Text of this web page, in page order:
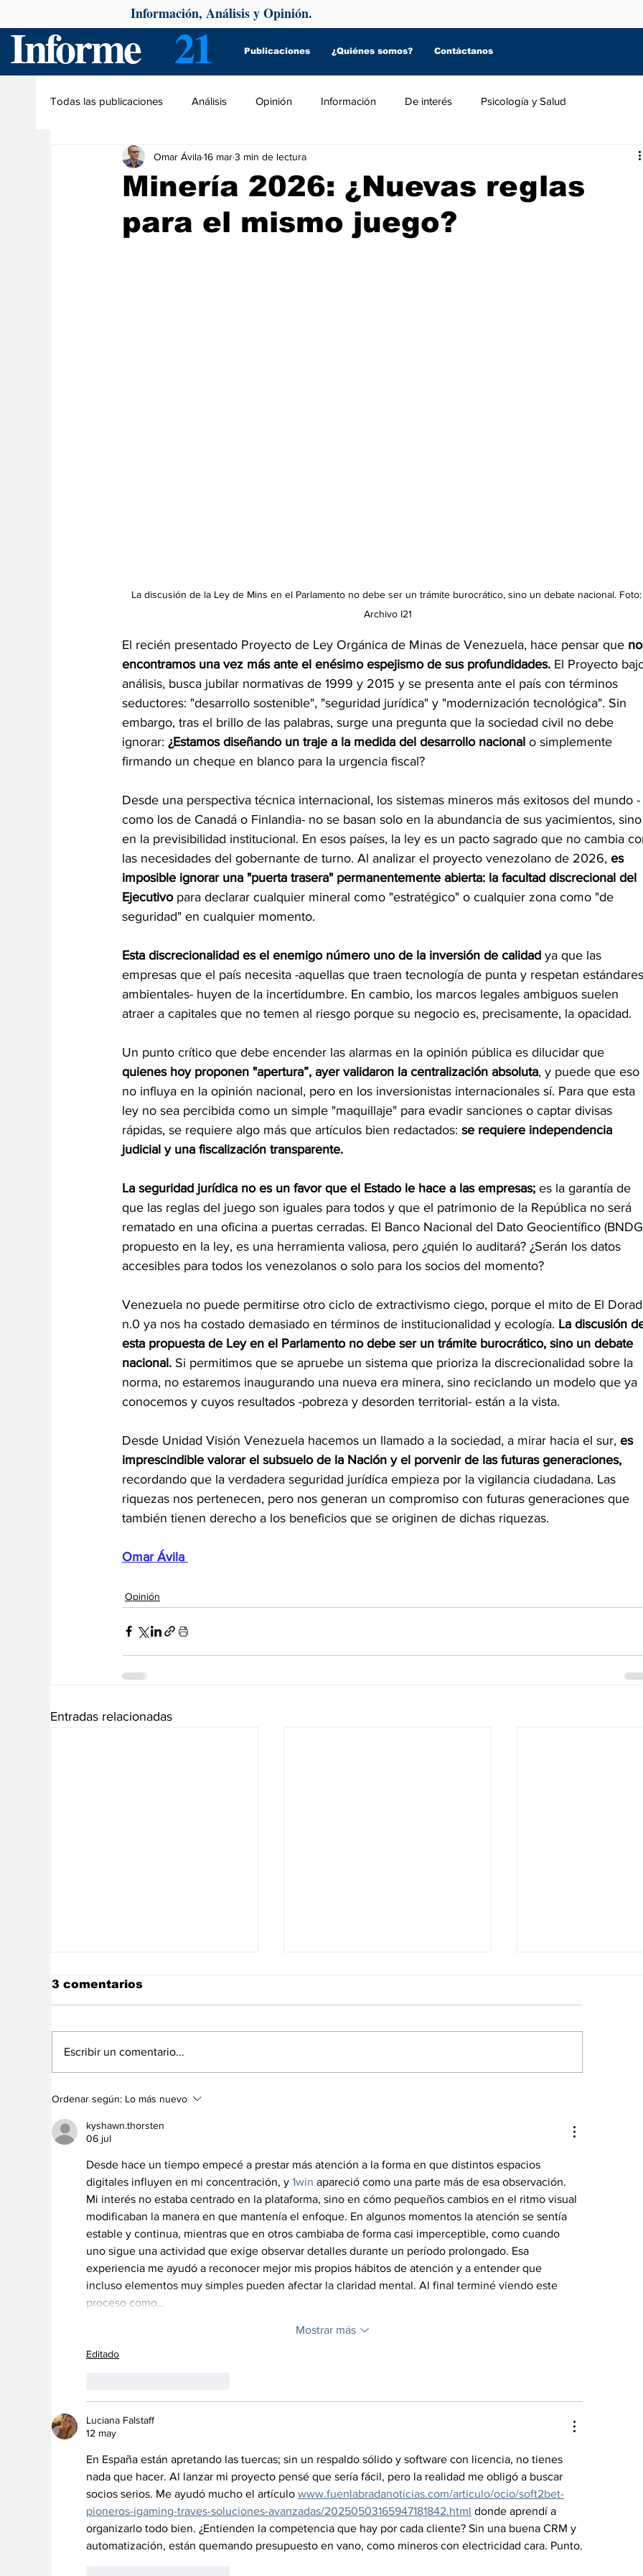
Informe 21 Publicaciones ¿Quiénes somos? Contáctanos
Información, Análisis y Opinión.
Todas las publicaciones Análisis Opinión Información De interés Psicología y Salud
Minería 2026: ¿Nuevas reglas
para el mismo juego?
Omar Ávila16 mar3 min de lectura
La discusión de la Ley de Mins en el Parlamento no debe ser un trámite burocrático, sino un debate nacional.
Archivo I21
El recién presentado Proyecto de Ley Orgánica de Minas de Venezuela, hace pensar que
encontramos una vez más ante el enésimo espejismo de sus profundidades. El Proyecto
análisis, busca jubilar normativas de 1999 y 2015 y se presenta ante el país con términos
seductores: "desarrollo sostenible", "seguridad jurídica" y "modernización tecnológica". Sin
embargo, tras el brillo de las palabras, surge una pregunta que la sociedad civil no debe
ignorar: ¿Estamos diseñando un traje a la medida del desarrollo nacional o simplemente
firmando un cheque en blanco para la urgencia fiscal?
Desde una perspectiva técnica internacional, los sistemas mineros más exitosos del mundo -
como los de Canadá o Finlandia- no se basan solo en la abundancia de sus yacimientos,
en la previsibilidad institucional. En esos países, la ley es un pacto sagrado que no cambia
las necesidades del gobernante de turno. Al analizar el proyecto venezolano de 2026, es
imposible ignorar una "puerta trasera" permanentemente abierta: la facultad discrecional del
Ejecutivo para declarar cualquier mineral como "estratégico" o cualquier zona como "de
seguridad" en cualquier momento.
Esta discrecionalidad es el enemigo número uno de la inversión de calidad ya que las
empresas que el país necesita -aquellas que traen tecnología de punta y respetan
ambientales- huyen de la incertidumbre. En cambio, los marcos legales ambiguos suelen
atraer a capitales que no temen al riesgo porque su negocio es, precisamente, la opacidad.
Un punto crítico que debe encender las alarmas en la opinión pública es dilucidar que
quienes hoy proponen "apertura”, ayer validaron la centralización absoluta, y puede que eso
no influya en la opinión nacional, pero en los inversionistas internacionales sí. Para que esta
ley no sea percibida como un simple "maquillaje" para evadir sanciones o captar divisas
rápidas, se requiere algo más que artículos bien redactados: se requiere independencia
judicial y una fiscalización transparente.
La seguridad jurídica no es un favor que el Estado le hace a las empresas; es la garantía de
que las reglas del juego son iguales para todos y que el patrimonio de la República no será
rematado en una oficina a puertas cerradas. El Banco Nacional del Dato Geocientífico
propuesto en la ley, es una herramienta valiosa, pero ¿quién lo auditará? ¿Serán los datos
accesibles para todos los venezolanos o solo para los socios del momento?
Venezuela no puede permitirse otro ciclo de extractivismo ciego, porque el mito de El
n.0 ya nos ha costado demasiado en términos de institucionalidad y ecología. La discusión
esta propuesta de Ley en el Parlamento no debe ser un trámite burocrático, sino un debate
nacional. Si permitimos que se apruebe un sistema que prioriza la discrecionalidad sobre la
norma, no estaremos inaugurando una nueva era minera, sino reciclando un modelo que ya
conocemos y cuyos resultados -pobreza y desorden territorial- están a la vista.
Desde Unidad Visión Venezuela hacemos un llamado a la sociedad, a mirar hacia el sur, es
imprescindible valorar el subsuelo de la Nación y el porvenir de las futuras generaciones,
recordando que la verdadera seguridad jurídica empieza por la vigilancia ciudadana. Las
riquezas nos pertenecen, pero nos generan un compromiso con futuras generaciones que
también tienen derecho a los beneficios que se originen de dichas riquezas.
Omar Ávila
Opinión
Entradas relacionadas
“Los iraníes no somos
chavistas y menos aún
rodriguistas ¡Que Alá
nos proteja!”
3 comentarios
Escribir un comentario...
Ordenar según: Lo más nuevo
kyshawn.thorsten
06 jul
Desde hace un tiempo empecé a prestar más atención a la forma en que distintos espacios
digitales influyen en mi concentración, y 1win apareció como una parte más de esa observación.
Mi interés no estaba centrado en la plataforma, sino en cómo pequeños cambios en el ritmo visual
modificaban la manera en que mantenía el enfoque. En algunos momentos la atención se sentía
estable y continua, mientras que en otros cambiaba de forma casi imperceptible, como cuando
uno sigue una actividad que exige observar detalles durante un período prolongado. Esa
experiencia me ayudó a reconocer mejor mis propios hábitos de atención y a entender que
incluso elementos muy simples pueden afectar la claridad mental. Al final terminé viendo este
proceso como…
Mostrar más
Editado
Luciana Falstaff
12 may
En España están apretando las tuercas; sin un respaldo sólido y software con licencia, no tienes
nada que hacer. Al lanzar mi proyecto pensé que sería fácil, pero la realidad me obligó a buscar
socios serios. Me ayudó mucho el artículo www.fuenlabradanoticias.com/articulo/ocio/soft2bet-
pioneros-igaming-traves-soluciones-avanzadas/20250503165947181842.html donde aprendí a
organizarlo todo bien. ¿Entienden la competencia que hay por cada cliente? Sin una buena CRM y
automatización, están quemando presupuesto en vano, como mineros con electricidad cara. Punto.